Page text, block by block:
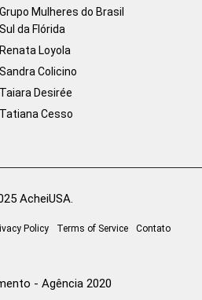
Grupo Mulheres do Brasil
Sul da Flórida
Renata Loyola
Sandra Colicino
Taiara Desirée
Tatiana Cesso
AcheiUSA.
Policy Terms of Service Contato
- Agência 2020